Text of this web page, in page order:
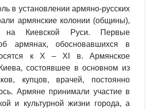
в установлении армяно‐русских
армянские колонии (общины),
на Киевской Руси. Первые
армянах, обосновавшихся в
к X – XI в. Армянское
состоявшее в основном из
купцов, врачей, постоянно
Армяне принимали участие в
и культурной жизни города, а